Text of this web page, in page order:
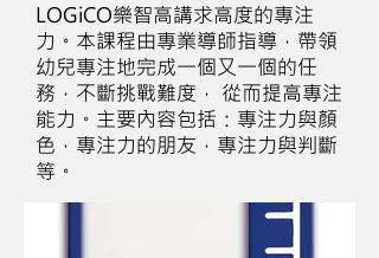
LOGiCO樂智高講求高度的專注
力。本課程由專業導師指導，帶領
幼兒專注地完成一個又一個的任
務，不斷挑戰難度， 從而提高專注
能力。主要內容包括：專注力與顏
色，專注力的朋友，專注力與判斷
等。